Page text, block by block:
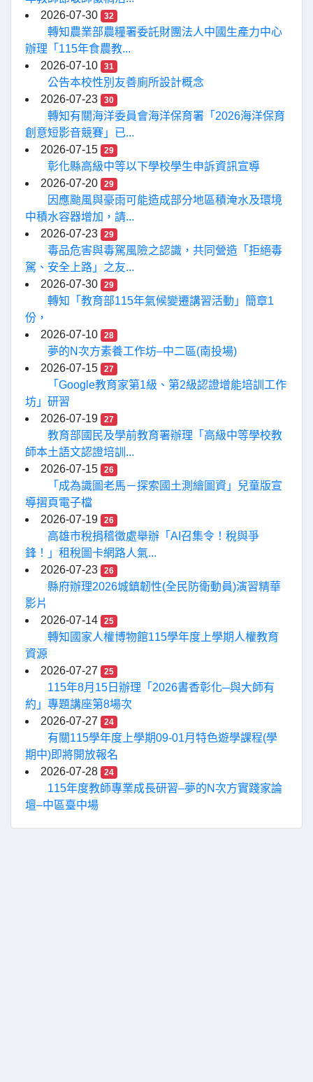
2026-07-30
32
轉知農業部農糧署委託財團法人中國生產力中心
辦理「115年食農教...
2026-07-10
31
公告本校性別友善廁所設計概念
2026-07-23
30
轉知有關海洋委員會海洋保育署「2026海洋保育
創意短影音競賽」已...
2026-07-15
29
彰化縣高級中等以下學校學生申訴資訊宣導
2026-07-20
29
因應颱風與豪雨可能造成部分地區積淹水及環境
中積水容器增加，請...
2026-07-23
29
毒品危害與毒駕風險之認識，共同營造「拒絕毒
駕、安全上路」之友...
2026-07-30
29
轉知「教育部115年氣候變遷講習活動」簡章1
份，
2026-07-10
28
夢的N次方素養工作坊–中二區(南投場)
2026-07-15
27
「Google教育家第1級、第2級認證增能培訓工作
坊」研習
2026-07-19
27
教育部國民及學前教育署辦理「高級中等學校教
師本土語文認證培訓...
2026-07-15
26
「成為識圖老馬－探索國土測繪圖資」兒童版宣
導摺頁電子檔
2026-07-19
26
高雄市稅捐稽徵處舉辦「AI召集令！稅與爭
鋒！」租稅圖卡網路人氣...
2026-07-23
26
縣府辦理2026城鎮韌性(全民防衛動員)演習精華
影片
2026-07-14
25
轉知國家人權博物館115學年度上學期人權教育
資源
2026-07-27
25
115年8月15日辦理「2026書香彰化─與大師有
約」專題講座第8場次
2026-07-27
24
有關115學年度上學期09-01月特色遊學課程(學
期中)即將開放報名
2026-07-28
24
115年度教師專業成長研習–夢的N次方實踐家論
壇–中區臺中場